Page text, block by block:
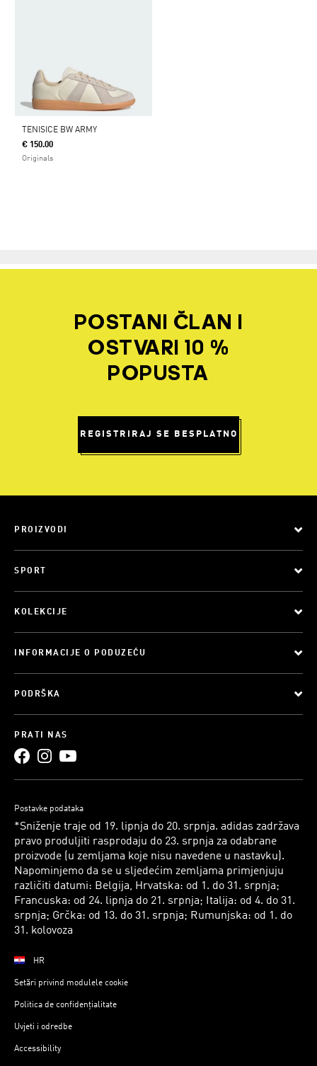
TENISICE BW ARMY
€ 150.00
Originals
POSTANI ČLAN I
OSTVARI 10 %
POPUSTA
REGISTRIRAJ SE BESPLATNO
PROIZVODI
SPORT
KOLEKCIJE
INFORMACIJE O PODUZEĆU
PODRŠKA
PRATI NAS
Postavke podataka
*Sniženje traje od 19. lipnja do 20. srpnja. adidas zadržava
pravo produljiti rasprodaju do 23. srpnja za odabrane
proizvode (u zemljama koje nisu navedene u nastavku).
Napominjemo da se u sljedećim zemljama primjenjuju
različiti datumi: Belgija, Hrvatska: od 1. do 31. srpnja;
Francuska: od 24. lipnja do 21. srpnja; Italija: od 4. do 31.
srpnja; Grčka: od 13. do 31. srpnja; Rumunjska: od 1. do
31. kolovoza
HR
Setări privind modulele cookie
Politica de confidențialitate
Uvjeti i odredbe
Accessibility